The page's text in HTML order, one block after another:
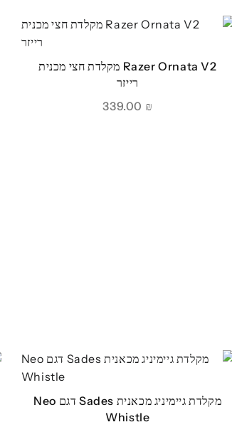
Razer Ornata V2 מקלדת חצי מכנית
רייזר
₪
מקלדת גיימיניג מכאנית Sades דגם Neo
Whistle